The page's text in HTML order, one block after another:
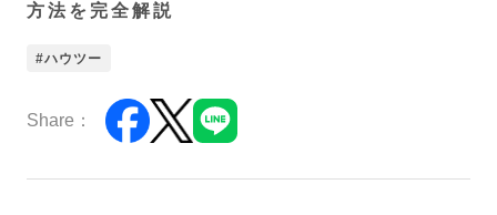
方法を完全解説
ハウツー
Share：